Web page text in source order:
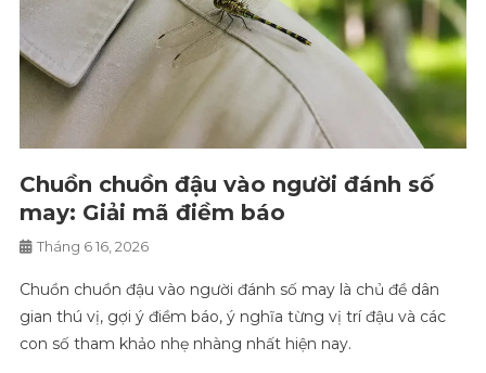
Chuồn chuồn đậu vào người đánh số
may: Giải mã điềm báo
Tháng 6 16, 2026
Chuồn chuồn đậu vào người đánh số may là chủ đề dân
gian thú vị, gợi ý điềm báo, ý nghĩa từng vị trí đậu và các
con số tham khảo nhẹ nhàng nhất hiện nay.